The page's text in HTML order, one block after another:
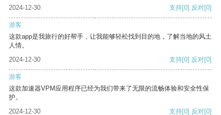
2024-12-30 支持[0] 反对[0]
游客
这款app是我旅行的好帮手，让我能够轻松找到目的地，了解当地的风土
人情。
2024-12-30
支持[0] 反对[0]
游客
这款加速器VPM应用程序已经为我们带来了无限的流畅体验和安全性保
护。
2024-12-30
支持[0] 反对[0]